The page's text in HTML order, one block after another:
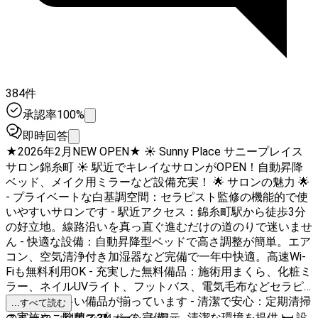
384件
承認率100%
即時回答
★2026年2月NEW OPEN★ ☀️ Sunny Place サニープレイス
サロン錦糸町 ☀️ 駅近でキレイなサロンがOPEN！自動昇降
ベッド、メイク用ミラーなど設備充実！ 🌟 サロンの魅力 🌟
- プライベートな白基調空間：セラピスト監修の機能的で使
いやすいサロンです - 駅近アクセス：錦糸町駅から徒歩3分
の好立地。線路沿いを真っ直ぐ進むだけの道のりで迷いませ
ん - 快適な設備：自動昇降型ベッドで高さ調整が簡単。エア
コン、空気清浄付き加湿器など完備で一年中快適。高速Wi-
Fiも無料利用OK - 充実した無料備品：施術用まくら、化粧ミ
ラー、ネイルUVライト、フットバス、電気毛布などセラピ
スト要望が多い備品が揃っています - 清潔で安心：定期清掃
...すべて読む